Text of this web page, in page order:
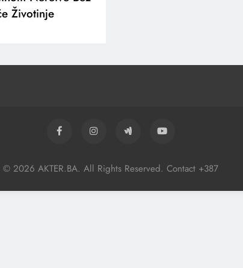
Životinje
© 2026 AKTER.BA. All Rights Reserved. Contact +387